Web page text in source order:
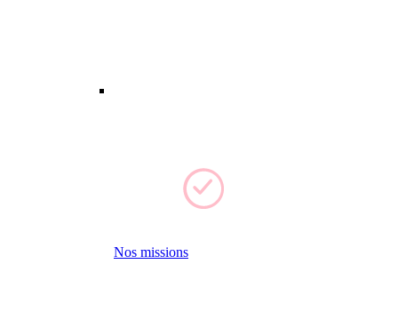
Nos missions